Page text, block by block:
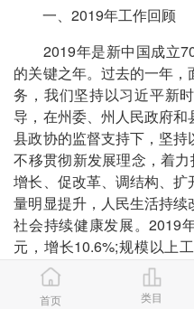
一、2019年工作回顾
2019年是新中国成立70
的关键之年。过去的一年
务，我们坚持以习近平新
导，在州委、州人民政府
县政协的监督支持下，坚
不移贯彻新发展理念，着
增长、促改革、调结构、
量明显提升，人民生活持
社会持续健康发展。2019
元，增长10.6%;规模以上
投资增长22.3%;完成一般
完成一般公共预算支出
首页 类目